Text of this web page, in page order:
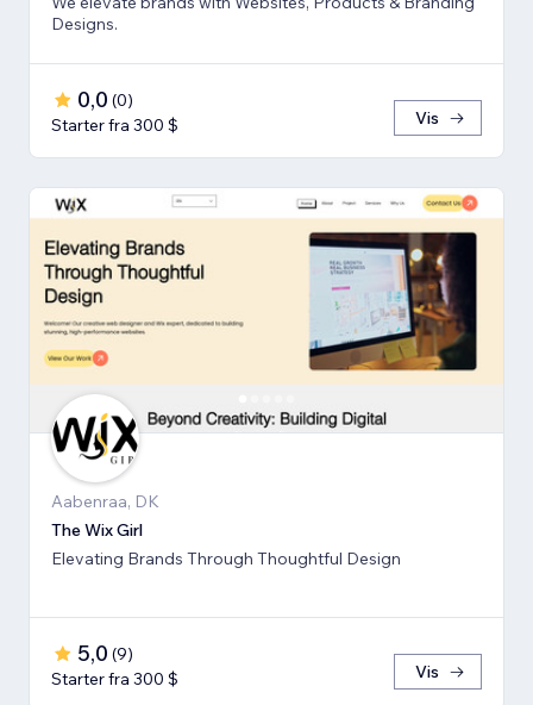
Designs.
0,0 (0)
Starter fra 300 $
Vis
Aabenraa, DK
The Wix Girl
Elevating Brands Through Thoughtful Design
5,0 (9)
Starter fra 300 $
Vis